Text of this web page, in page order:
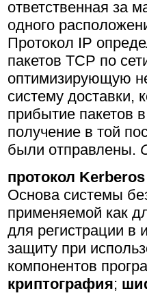
ответственная за
одного
Протокол IP
пакетов TCP по
оптимизирующую
систему доставки,
прибытие пакетов
получение в той
были отправлены.
протокол Kerberos
Основа системы
применяемой как
для регистрации в
защиту при
компонентов
криптография;